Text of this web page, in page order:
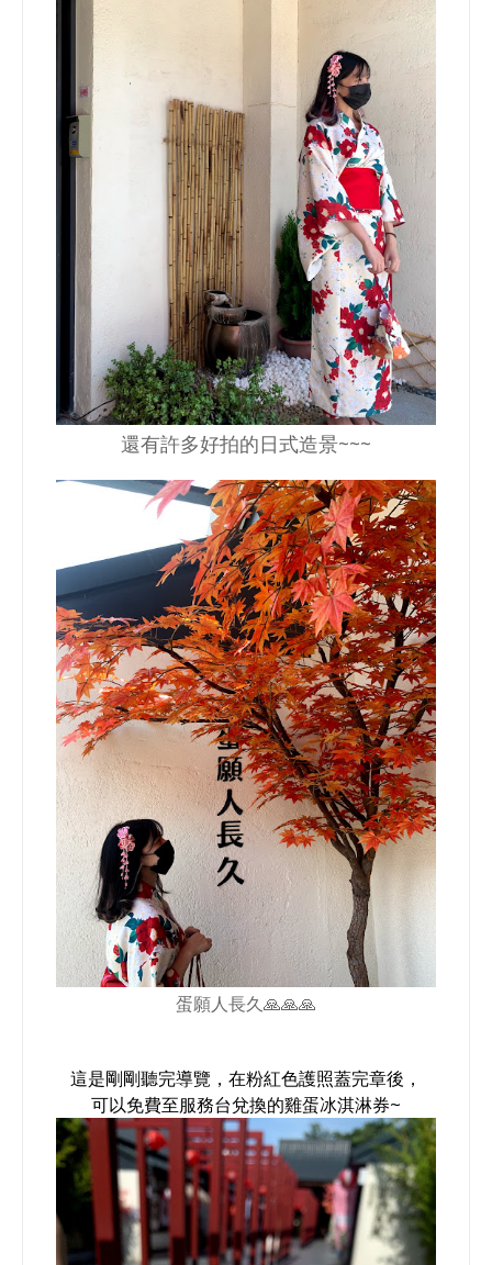
還有許多好拍的日式造景~~~
蛋願人長久🙏🙏🙏
這是剛剛聽完導覽，在粉紅色護照蓋完章後，
可以免費至服務台兌換的雞蛋冰淇淋券~